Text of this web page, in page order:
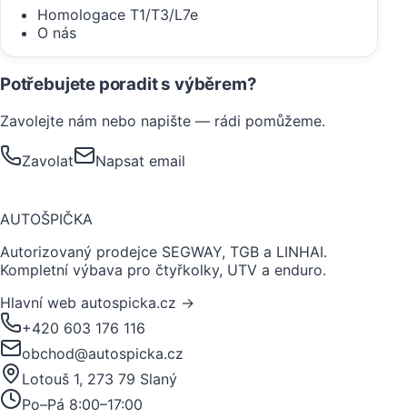
Homologace T1/T3/L7e
O nás
Potřebujete poradit s výběrem?
Zavolejte nám nebo napište — rádi pomůžeme.
Zavolat Napsat email
AUTOŠPIČKA
Autorizovaný prodejce SEGWAY, TGB a LINHAI.
Kompletní výbava pro čtyřkolky, UTV a enduro.
Hlavní web autospicka.cz →
+420 603 176 116
obchod@autospicka.cz
Lotouš 1, 273 79 Slaný
Po–Pá 8:00–17:00